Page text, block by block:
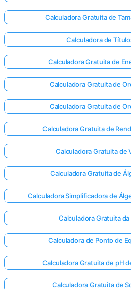
Calculadora Gratuita de
Calculadora de
Calculadora Gratuita de
Calculadora Gratuita de
Calculadora Gratuita de
Calculadora Gratuita de
Calculadora Gratuita de
Calculadora Gratuita de
Calculadora Simplificadora de
Calculadora Gratuita
Calculadora de Ponto de
Calculadora Gratuita de pH
Calculadora Gratuita de